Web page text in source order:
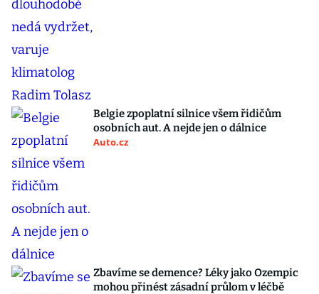
Belgie zpoplatní silnice všem řidičům
osobních aut. A nejde jen o dálnice
Auto.cz
Zbavíme se demence? Léky jako Ozempic
mohou přinést zásadní průlom v léčbě